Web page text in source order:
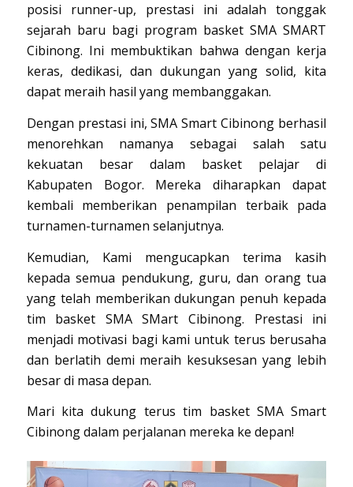
posisi runner-up, prestasi ini adalah tonggak
sejarah baru bagi program basket SMA SMART
Cibinong. Ini membuktikan bahwa dengan kerja
keras, dedikasi, dan dukungan yang solid, kita
dapat meraih hasil yang membanggakan.
Dengan prestasi ini, SMA Smart Cibinong berhasil
menorehkan namanya sebagai salah satu
kekuatan besar dalam basket pelajar di
Kabupaten Bogor. Mereka diharapkan dapat
kembali memberikan penampilan terbaik pada
turnamen-turnamen selanjutnya.
Kemudian, Kami mengucapkan terima kasih
kepada semua pendukung, guru, dan orang tua
yang telah memberikan dukungan penuh kepada
tim basket SMA SMart Cibinong. Prestasi ini
menjadi motivasi bagi kami untuk terus berusaha
dan berlatih demi meraih kesuksesan yang lebih
besar di masa depan.
Mari kita dukung terus tim basket SMA Smart
Cibinong dalam perjalanan mereka ke depan!